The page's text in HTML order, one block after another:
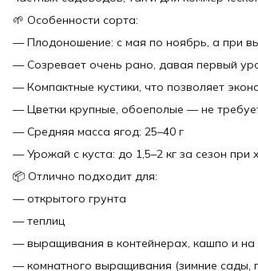
🌱 Особенности сорта:
— Плодоношение: с мая по ноябрь, а при
— Созревает очень рано, давая первый
— Компактные кустики, что позволяет
— Цветки крупные, обоеполые — не
— Средняя масса ягод: 25–40 г
— Урожай с куста: до 1,5–2 кг за сезон при
📦 Отлично подходит для:
— открытого грунта
— теплиц
— выращивания в контейнерах, кашпо и на
— комнатного выращивания (зимние сады,